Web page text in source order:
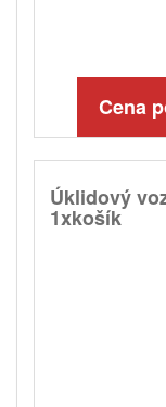
Cena
Úklidový
1xkošík